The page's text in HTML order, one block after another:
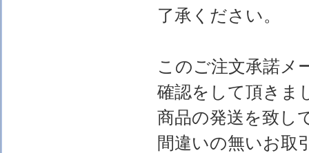
了承ください。
このご注文承諾メ
確認をして頂きま
商品の発送を致し
間違いの無いお取